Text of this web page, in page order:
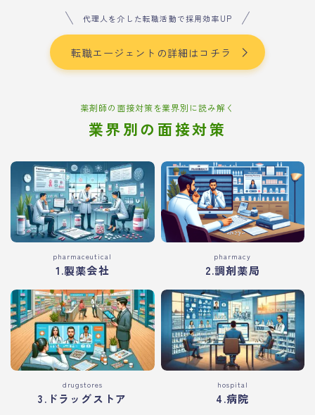
代理人を介した転職活動で採用効率UP
転職エージェントの詳細はコチラ
薬剤師の面接対策を業界別に読み解く
業界別の面接対策
pharmaceutical
1.製薬会社
pharmacy
2.調剤薬局
drugstores
3.ドラッグストア
hospital
4.病院